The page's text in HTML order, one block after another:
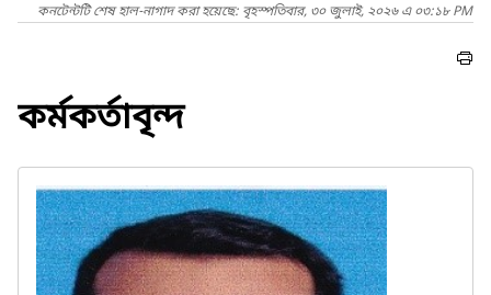
কনটেন্টটি শেষ হাল-নাগাদ করা হয়েছে: বৃহস্পতিবার, ৩০ জুলাই, ২০২৬ এ ০৩:১৮ PM
কর্মকর্তাবৃন্দ